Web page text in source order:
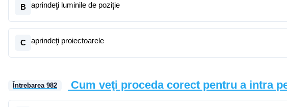
B aprindeţi luminile de poziţie
C aprindeţi proiectoarele
Întrebarea 982 Cum veţi proceda corect pentru a intra